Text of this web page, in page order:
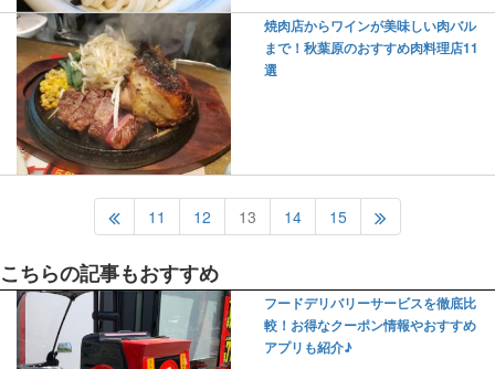
焼肉店からワインが美味しい肉バル
まで！秋葉原のおすすめ肉料理店11
選
11 12 13 14 15
こちらの記事もおすすめ
フードデリバリーサービスを徹底比
較！お得なクーポン情報やおすすめ
アプリも紹介♪